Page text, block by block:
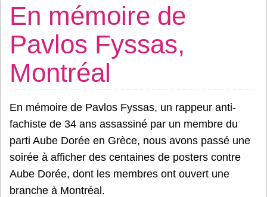
En mémoire de
Pavlos Fyssas,
Montréal
En mémoire de Pavlos Fyssas, un rappeur anti-
fachiste de 34 ans assassiné par un membre du
parti Aube Dorée en Grèce, nous avons passé une
soirée à afficher des centaines de posters contre
Aube Dorée, dont les membres ont ouvert une
branche à Montréal.